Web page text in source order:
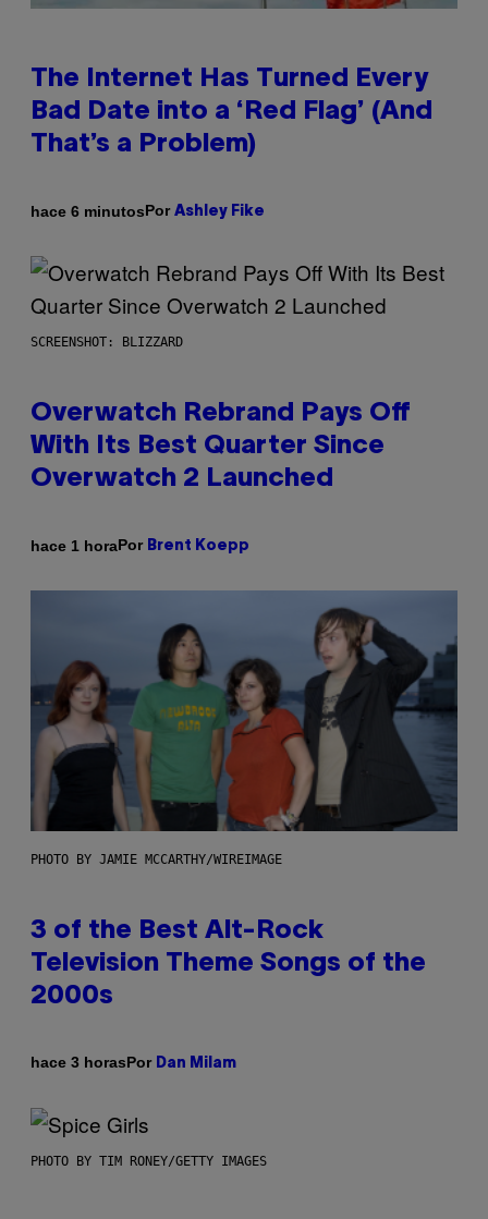
The Internet Has Turned Every
Bad Date into a ‘Red Flag’ (And
That’s a Problem)
hace 6 minutosPor Ashley Fike
SCREENSHOT: BLIZZARD
Overwatch Rebrand Pays Off
With Its Best Quarter Since
Overwatch 2 Launched
hace 1 horaPor Brent Koepp
PHOTO BY JAMIE MCCARTHY/WIREIMAGE
3 of the Best Alt-Rock
Television Theme Songs of the
2000s
hace 3 horasPor Dan Milam
PHOTO BY TIM RONEY/GETTY IMAGES